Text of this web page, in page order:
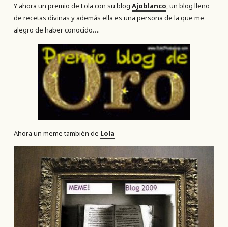
Y ahora un premio de Lola con su blog Ajoblanco, un blog lleno
de recetas divinas y además ella es una persona de la que me
alegro de haber conocido….
Ahora un meme también de Lola